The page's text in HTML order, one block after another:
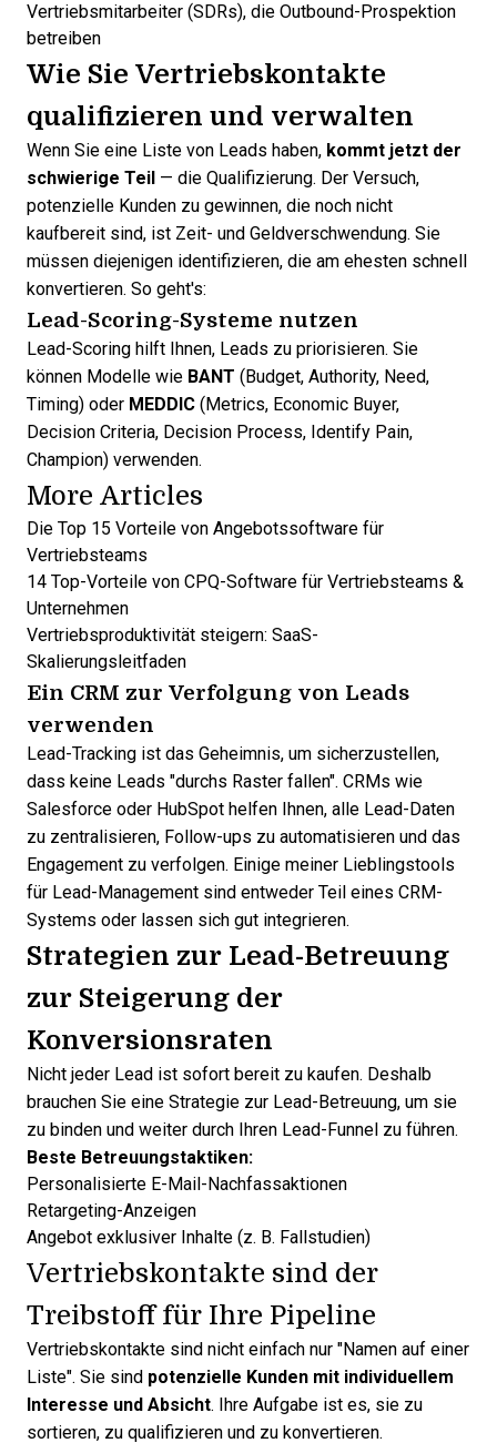
Vertriebsmitarbeiter (SDRs), die Outbound-Prospektion
betreiben
Wie Sie Vertriebskontakte
qualifizieren und verwalten
Wenn Sie eine Liste von Leads haben, kommt jetzt der
schwierige Teil — die Qualifizierung. Der Versuch,
potenzielle Kunden zu gewinnen, die noch nicht
kaufbereit sind, ist Zeit- und Geldverschwendung. Sie
müssen diejenigen identifizieren, die am ehesten schnell
konvertieren. So geht's:
Lead-Scoring-Systeme nutzen
Lead-Scoring hilft Ihnen, Leads zu priorisieren. Sie
können Modelle wie BANT (Budget, Authority, Need,
Timing) oder MEDDIC (Metrics, Economic Buyer,
Decision Criteria, Decision Process, Identify Pain,
Champion) verwenden.
More Articles
Die Top 15 Vorteile von Angebotssoftware für
Vertriebsteams
14 Top-Vorteile von CPQ-Software für Vertriebsteams &
Unternehmen
Vertriebsproduktivität steigern: SaaS-
Skalierungsleitfaden
Ein CRM zur Verfolgung von Leads
verwenden
Lead-Tracking ist das Geheimnis, um sicherzustellen,
dass keine Leads "durchs Raster fallen". CRMs wie
Salesforce oder HubSpot helfen Ihnen, alle Lead-Daten
zu zentralisieren, Follow-ups zu automatisieren und das
Engagement zu verfolgen. Einige meiner Lieblingstools
für Lead-Management sind entweder Teil eines CRM-
Systems oder lassen sich gut integrieren.
Strategien zur Lead-Betreuung
zur Steigerung der
Konversionsraten
Nicht jeder Lead ist sofort bereit zu kaufen. Deshalb
brauchen Sie eine Strategie zur Lead-Betreuung, um sie
zu binden und weiter durch Ihren Lead-Funnel zu führen.
Beste Betreuungstaktiken:
Personalisierte E-Mail-Nachfassaktionen
Retargeting-Anzeigen
Angebot exklusiver Inhalte (z. B. Fallstudien)
Vertriebskontakte sind der
Treibstoff für Ihre Pipeline
Vertriebskontakte sind nicht einfach nur "Namen auf einer
Liste". Sie sind potenzielle Kunden mit individuellem
Interesse und Absicht. Ihre Aufgabe ist es, sie zu
sortieren, zu qualifizieren und zu konvertieren.